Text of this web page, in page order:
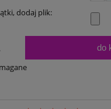
dodaj plik:
do